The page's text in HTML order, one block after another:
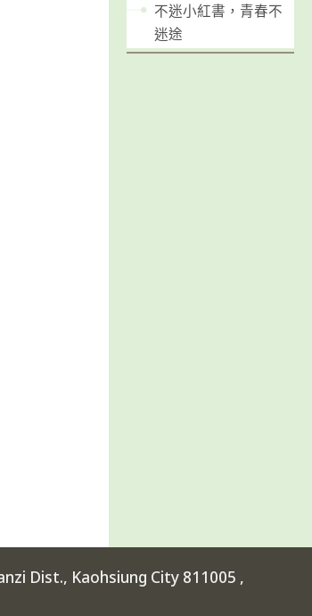
不迷小紅書，青春不
迷途
Dist., Kaohsiung City 811005 ,